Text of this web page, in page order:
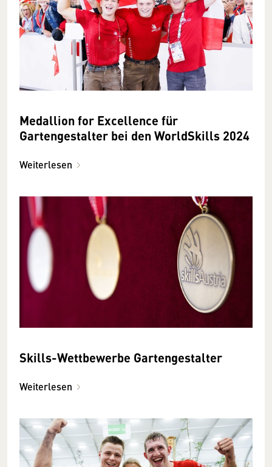
Medallion for Excellence für
Gartengestalter bei den WorldSkills 2024
Weiterlesen
Skills-Wettbewerbe Gartengestalter
Weiterlesen